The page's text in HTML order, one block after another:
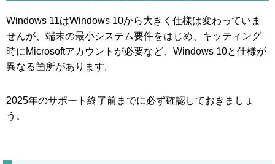
Windows 11はWindows 10から大きく仕様は変わっていま
せんが、端末の最小システム要件をはじめ、キッティング
時にMicrosoftアカウントが必要など、Windows 10と仕様が
異なる箇所があります。
2025年のサポート終了前までに必ず確認しておきましょ
う。